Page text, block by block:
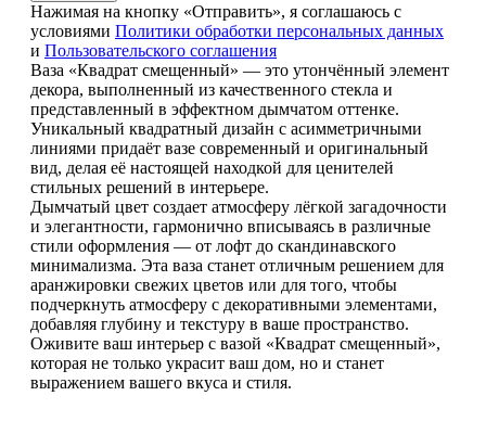
Нажимая на кнопку «Отправить», я соглашаюсь с
условиями Политики обработки персональных данных
и Пользовательского соглашения
Ваза «Квадрат смещенный» — это утончённый элемент
декора, выполненный из качественного стекла и
представленный в эффектном дымчатом оттенке.
Уникальный квадратный дизайн с асимметричными
линиями придаёт вазе современный и оригинальный
вид, делая её настоящей находкой для ценителей
стильных решений в интерьере.
Дымчатый цвет создает атмосферу лёгкой загадочности
и элегантности, гармонично вписываясь в различные
стили оформления — от лофт до скандинавского
минимализма. Эта ваза станет отличным решением для
аранжировки свежих цветов или для того, чтобы
подчеркнуть атмосферу с декоративными элементами,
добавляя глубину и текстуру в ваше пространство.
Оживите ваш интерьер с вазой «Квадрат смещенный»,
которая не только украсит ваш дом, но и станет
выражением вашего вкуса и стиля.